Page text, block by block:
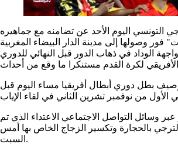
التونسي اليوم الأحد عن تضامنه مع جماهيره
فور وصولها إلى مدينة الدار البيضاء المغربية
الوداد في ذهاب الدور قبل النهائي للدوري
بطل دوري أبطال أفريقيا مساء اليوم قبل
وسائل التواصل الاجتماعي الاعتداء الذي تم
بالحجارة وتكسير الزجاج الخاص بها أمس
السبت.